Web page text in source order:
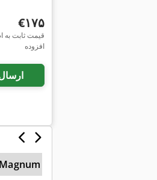
‎€۱۷۵
قیمت ثابت به
افزوده
Magnum